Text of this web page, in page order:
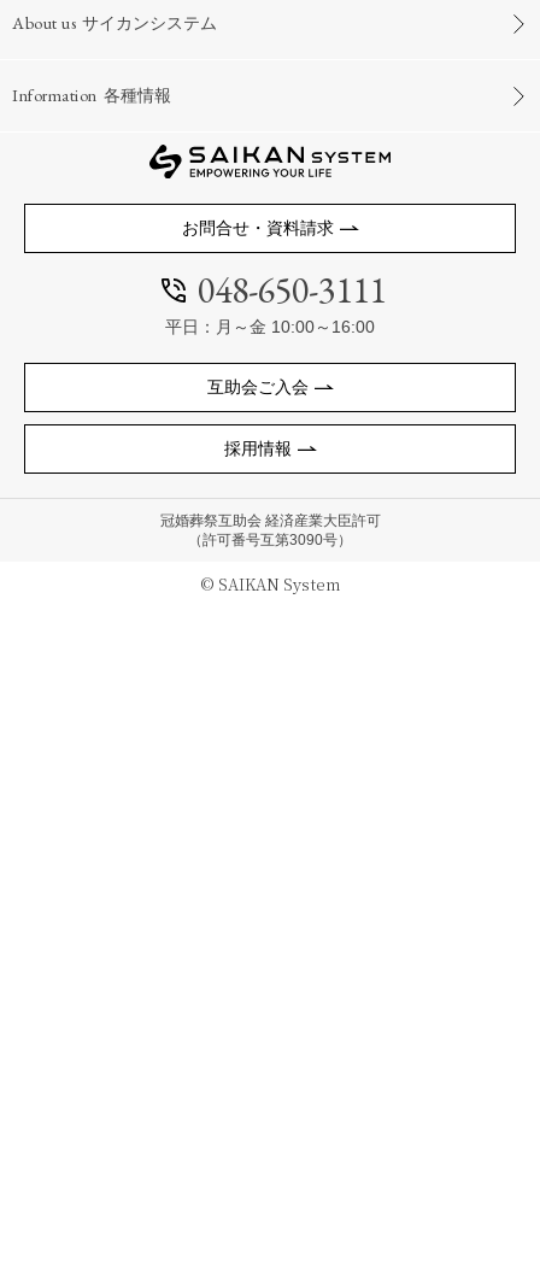
About us サイカンシステム
Information 各種情報
お問合せ・資料請求
048-650-3111
平日：月～金 10:00～16:00
互助会ご入会
採用情報
冠婚葬祭互助会 経済産業大臣許可
（許可番号互第3090号）
© SAIKAN System